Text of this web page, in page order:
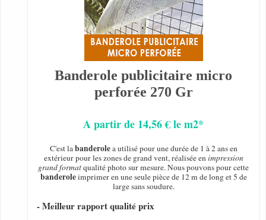
Banderole publicitaire micro
perforée 270 Gr
A partir de 14,56 € le m2*
C'est labanderolea utilisé pour une durée de 1 à 2 ans en
extérieur pour les zones de grand vent, réalisée enimpression
grand formatqualité photo sur mesure. Nous pouvons pour cette
banderoleimprimer en une seule pièce de 12 m de long et 5 de
large sans soudure.
- Meilleur rapport qualité prix